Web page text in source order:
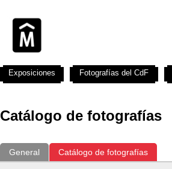
Catálogo de fotografías
General Catálogo de fotografías
Exposiciones Fotografías del CdF